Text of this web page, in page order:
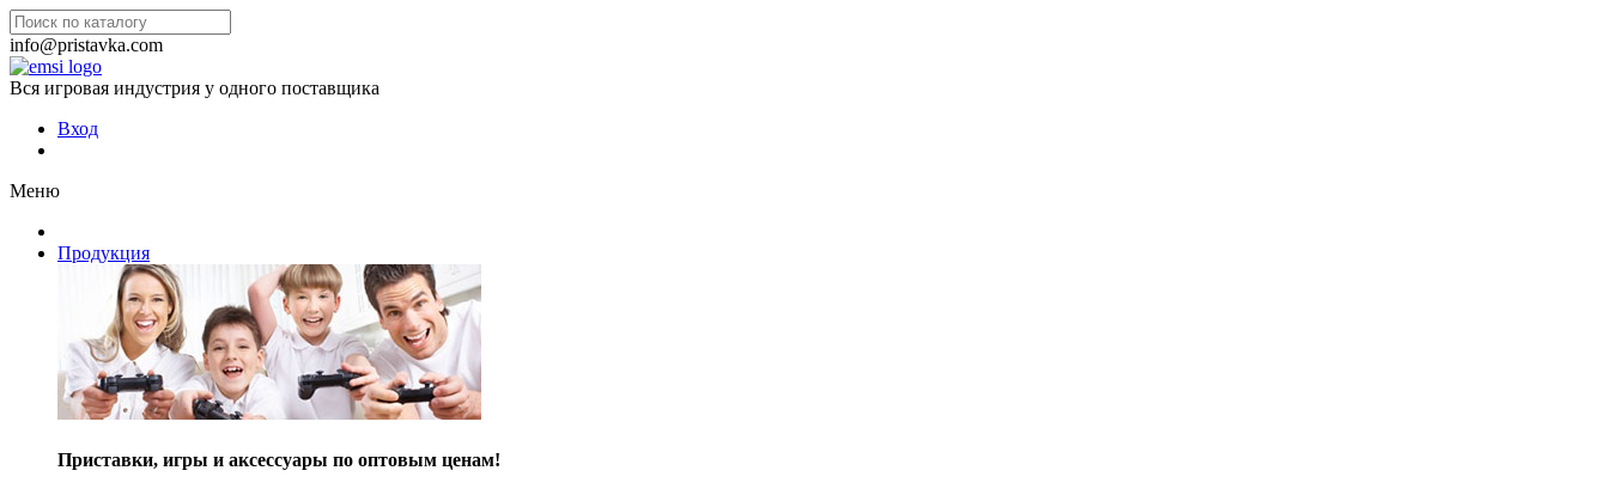
info@pristavka.com
Вся игровая индустрия у одного поставщика
Вход
Меню
Продукция
Приставки, игры и аксессуары по оптовым ценам!